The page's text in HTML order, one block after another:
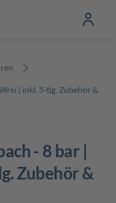
| inkl. 5-tlg. Zubehör &
Zubehör &